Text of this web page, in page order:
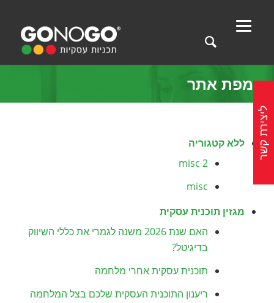
מפת אתר
ללא קטגוריה
misc 2
misc
מגזין תוכנית עסקית
האם שנת 2026 משנה לגמרי את כללי השיווק
בדיגיטל?
תוכנית עסקית אחרי מלחמה
ריענון התוכנית העסקית שלכם בצל המלחמה
ליצירת קשר